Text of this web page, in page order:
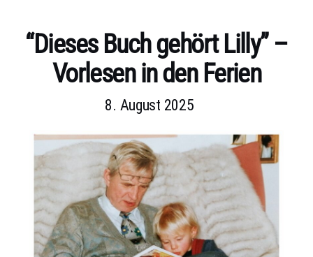
Kategorien
“Dieses Buch gehört Lilly” –
Vorlesen in den Ferien
8. August 2025